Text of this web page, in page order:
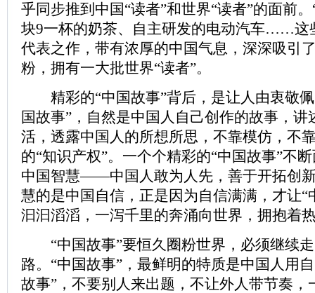
乎同步推到中国“读者”和世界“读者”的面前
块9一杯的奶茶、自主研发的电动汽车……这
代表之作，带有浓厚的中国气息，深深吸引
粉，拥有一大批世界“读者”。
精彩的“中国故事”背后，是让人由衷敬佩
国故事”，自然是中国人自己创作的故事，讲
活，透露中国人的所想所思，不靠模仿，不
的“知识产权”。一个个精彩的“中国故事”不
中国智慧——中国人敢为人先，善于开拓创
慧的是中国自信，正是因为自信满满，才让“
汩汩滔滔，一泻千里的奔涌向世界，拥抱着
“中国故事”要恒久圈粉世界，必须继续走
路。“中国故事”，最鲜明的特质是中国人用
故事”，不要别人来出题，不让外人带节奏，